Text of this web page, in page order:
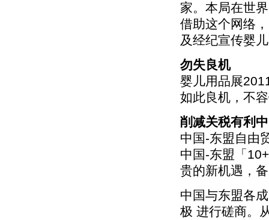
家。本局在世
借助这个网络
及经纪宣传婴
勿失良机
婴儿用品展
如此良机，不
削减关税有利
中国-东盟自由
中国-东盟「
贵的新机遇，
中国与东盟各
极 进行磋商。